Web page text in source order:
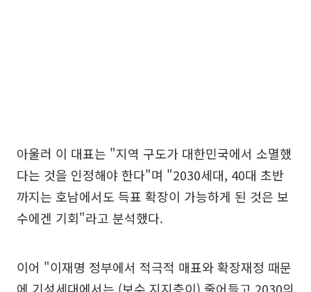
아울러 이 대표는 "지역 구도가 대한민국에서 소멸했
다는 것을 인정해야 한다"며 "2030세대, 40대 초반
까지는 호남에서도 득표 확장이 가능하게 된 것은 보
수에겐 기회"라고 분석했다.
이어 "이재명 정부에서 적극적 매표와 확장재정 때문
에 기성세대에서는 (보수 지지층이) 줄어들고 2030의